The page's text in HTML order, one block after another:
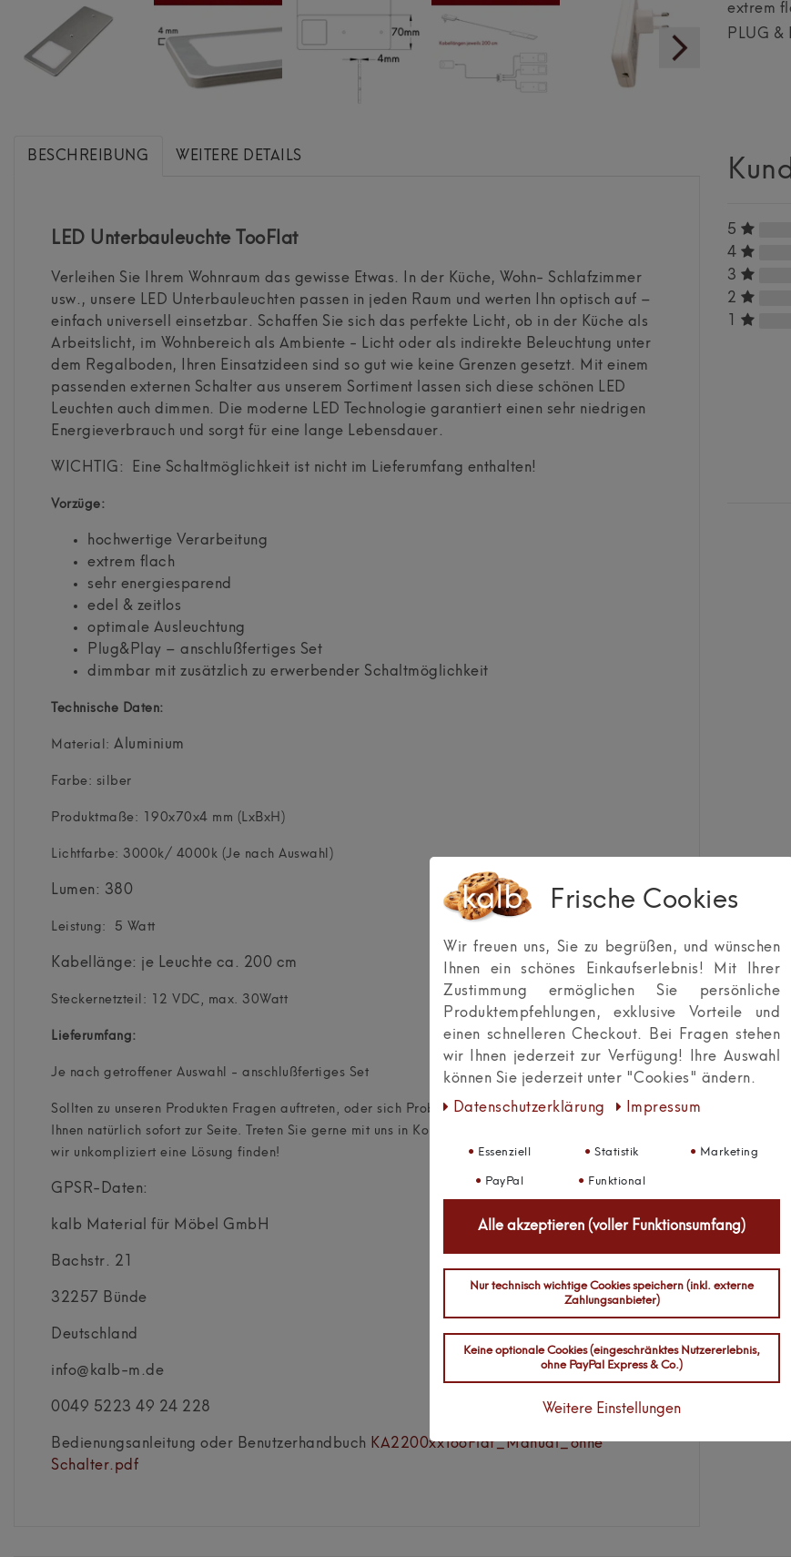
extrem
PLUG &
BESCHREIBUNG WEITERE DETAILS
LED Unterbauleuchte TooFlat
Verleihen Sie Ihrem Wohnraum das gewisse Etwas. In der Küche, Wohn- Schlafzimmer
usw., unsere LED Unterbauleuchten passen in jeden Raum und werten Ihn optisch auf –
einfach universell einsetzbar. Schaffen Sie sich das perfekte Licht, ob in der Küche als
Arbeitslicht, im Wohnbereich als Ambiente - Licht oder als indirekte Beleuchtung unter
dem Regalboden, Ihren Einsatzideen sind so gut wie keine Grenzen gesetzt. Mit einem
passenden externen Schalter aus unserem Sortiment lassen sich diese schönen LED
Leuchten auch dimmen. Die moderne LED Technologie garantiert einen sehr niedrigen
Energieverbrauch und sorgt für eine lange Lebensdauer.
WICHTIG: Eine Schaltmöglichkeit ist nicht im Lieferumfang enthalten!
Vorzüge:
hochwertige Verarbeitung
extrem flach
sehr energiesparend
edel & zeitlos
optimale Ausleuchtung
Plug&Play – anschlußfertiges Set
dimmbar mit zusätzlich zu erwerbender Schaltmöglichkeit
Technische Daten:
Material: Aluminium
Farbe: silber
Produktmaße: 190x70x4 mm (LxBxH)
Lichtfarbe: 3000k/ 4000k (Je nach Auswahl)
Lumen: 380
Leistung: 5 Watt
Kabellänge: je Leuchte ca. 200 cm
Steckernetzteil: 12 VDC, max. 30Watt
Lieferumfang:
Je nach getroffener Auswahl - anschlußfertiges Set
Sollten zu unseren Produkten Fragen auftreten, oder sich Probleme bemerkbar machen, stehen wir
Ihnen natürlich sofort zur Seite. Treten Sie gerne mit uns in Kontakt. Gemeinsam werden
wir unkompliziert eine Lösung finden!
GPSR-Daten:
kalb Material für Möbel GmbH
Bachstr. 21
32257 Bünde
Deutschland
info@kalb-m.de
0049 5223 49 24 228
Bedienungsanleitung oder Benutzerhandbuch KA2200xxTooFlat_Manual_ohne
Schalter.pdf
5
4
3
2
Frische Cookies
Wir freuen uns, Sie zu begrüßen, und wünschen
Ihnen ein schönes Einkaufserlebnis! Mit Ihrer
Zustimmung ermöglichen Sie persönliche
Produktempfehlungen, exklusive Vorteile und
einen schnelleren Checkout. Bei Fragen stehen
wir Ihnen jederzeit zur Verfügung! Ihre Auswahl
können Sie jederzeit unter "Cookies" ändern.
Daten­schutz­erklärung
Impressum
Essenziell Statistik Marketing
PayPal Funktional
Alle akzeptieren (voller Funktionsumfang)
Nur technisch wichtige Cookies speichern (inkl. externe
Zahlungsanbieter)
Keine optionale Cookies (eingeschränktes Nutzererlebnis,
ohne PayPal Express & Co.)
Weitere Einstellungen